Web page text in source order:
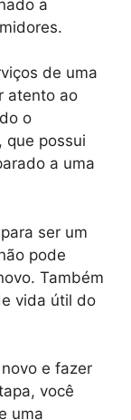
a
de uma
atento ao
o
que possui
a uma
ser um
pode
Também
vida útil do
e fazer
você
uma